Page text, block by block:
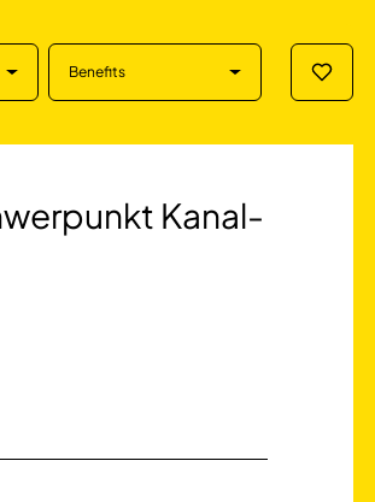
Benefits
Kanal-